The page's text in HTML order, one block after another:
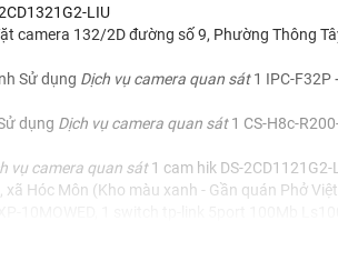
LIU
camera 132/2D đường số 9, Phường Thông
Sử dụng Dịch vụ camera quan sát1 IPC-F32P
dụng Dịch vụ camera quan sát1 CS-H8c-
vụ camera quan sát1 cam hik DS-2CD1121G2-
Hóc Môn (Kho màu xanh - Gần quán Phở